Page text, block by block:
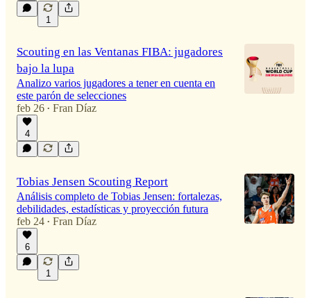
1
Scouting en las Ventanas FIBA: jugadores
bajo la lupa
Analizo varios jugadores a tener en cuenta en
este parón de selecciones
feb 26 • Fran Díaz
4
Tobias Jensen Scouting Report
Análisis completo de Tobias Jensen: fortalezas,
debilidades, estadísticas y proyección futura
feb 24 • Fran Díaz
6
1